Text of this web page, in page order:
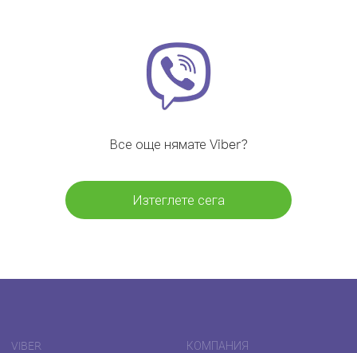
Все още нямате Viber?
Изтеглете сега
VIBER КОМПАНИЯ